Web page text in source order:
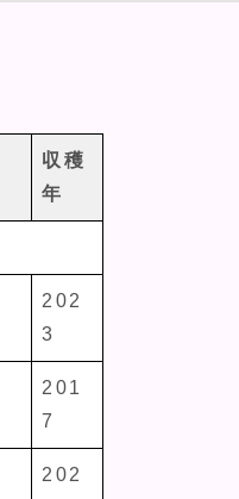
収穫
年
202
3
201
7
202